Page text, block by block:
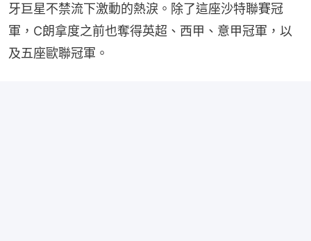
牙巨星不禁流下激動的熱淚。除了這座沙特聯賽冠
軍，C朗拿度之前也奪得英超、西甲、意甲冠軍，以
及五座歐聯冠軍。